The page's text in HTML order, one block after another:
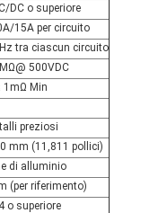
DC o superiore
15A per circuito
tra ciascun circuito
500VDC
1mΩ Min
preziosi
mm (11,811 pollici)
di alluminio
(per riferimento)
o superiore